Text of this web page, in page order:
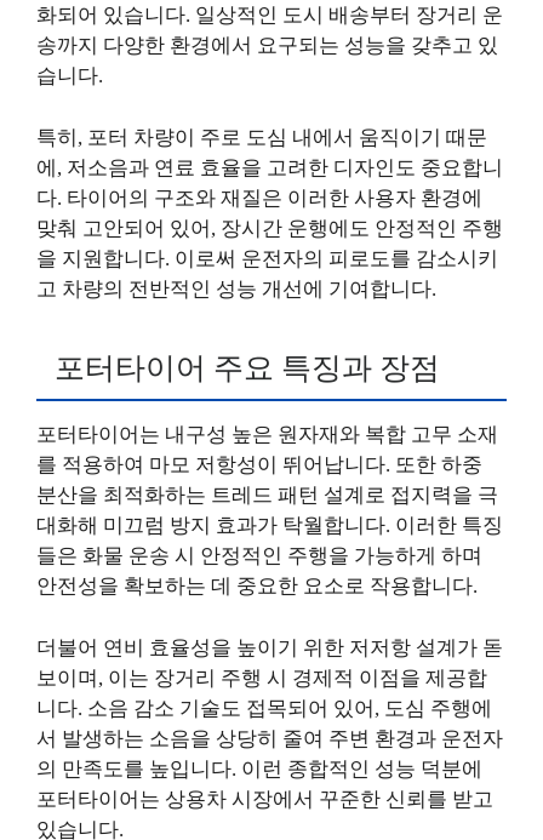
화되어 있습니다. 일상적인 도시 배송부터 장거리 운
송까지 다양한 환경에서 요구되는 성능을 갖추고 있
습니다.
특히, 포터 차량이 주로 도심 내에서 움직이기 때문
에, 저소음과 연료 효율을 고려한 디자인도 중요합니
다. 타이어의 구조와 재질은 이러한 사용자 환경에
맞춰 고안되어 있어, 장시간 운행에도 안정적인 주행
을 지원합니다. 이로써 운전자의 피로도를 감소시키
고 차량의 전반적인 성능 개선에 기여합니다.
포터타이어 주요 특징과 장점
포터타이어는 내구성 높은 원자재와 복합 고무 소재
를 적용하여 마모 저항성이 뛰어납니다. 또한 하중
분산을 최적화하는 트레드 패턴 설계로 접지력을 극
대화해 미끄럼 방지 효과가 탁월합니다. 이러한 특징
들은 화물 운송 시 안정적인 주행을 가능하게 하며
안전성을 확보하는 데 중요한 요소로 작용합니다.
더불어 연비 효율성을 높이기 위한 저저항 설계가 돋
보이며, 이는 장거리 주행 시 경제적 이점을 제공합
니다. 소음 감소 기술도 접목되어 있어, 도심 주행에
서 발생하는 소음을 상당히 줄여 주변 환경과 운전자
의 만족도를 높입니다. 이런 종합적인 성능 덕분에
포터타이어는 상용차 시장에서 꾸준한 신뢰를 받고
있습니다.